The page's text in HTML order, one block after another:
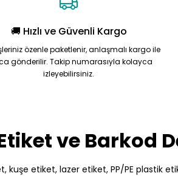
🚚 Hızlı ve Güvenli Kargo
özenle paketlenir, anlaşmalı kargo ile
gönderilir. Takip numarasıyla kolayca
izleyebilirsiniz.
ve Barkod
kuşe etiket, lazer etiket, PP/PE plastik